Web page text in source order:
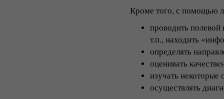
Кроме того, с помощью
проводить
т.п., находить
определять
оценивать
изучать
осуществлять